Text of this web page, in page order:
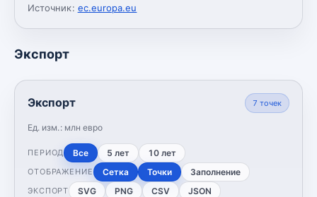
Источник: ec.europa.eu
Экспорт
Экспорт
Ед. изм.: млн евро
7 точек
ПЕРИОД Все 5 лет 10 лет
ОТОБРАЖЕНИЕ Сетка Точки Заполнение
ЭКСПОРТ SVG PNG CSV JSON